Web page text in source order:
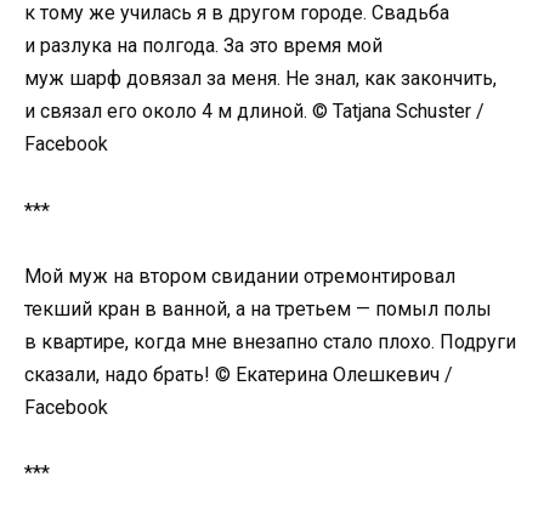
к тому же училась я в другом городе. Свадьба
и разлука на полгода. За это время мой
муж шарф довязал за меня. Не знал, как закончить,
и связал его около 4 м длиной. © Tatjana Schuster /
Facebook
***
Мой муж на втором свидании отремонтировал
текший кран в ванной, а на третьем — помыл полы
в квартире, когда мне внезапно стало плохо. Подруги
сказали, надо брать! © Екатерина Олешкевич /
Facebook
***